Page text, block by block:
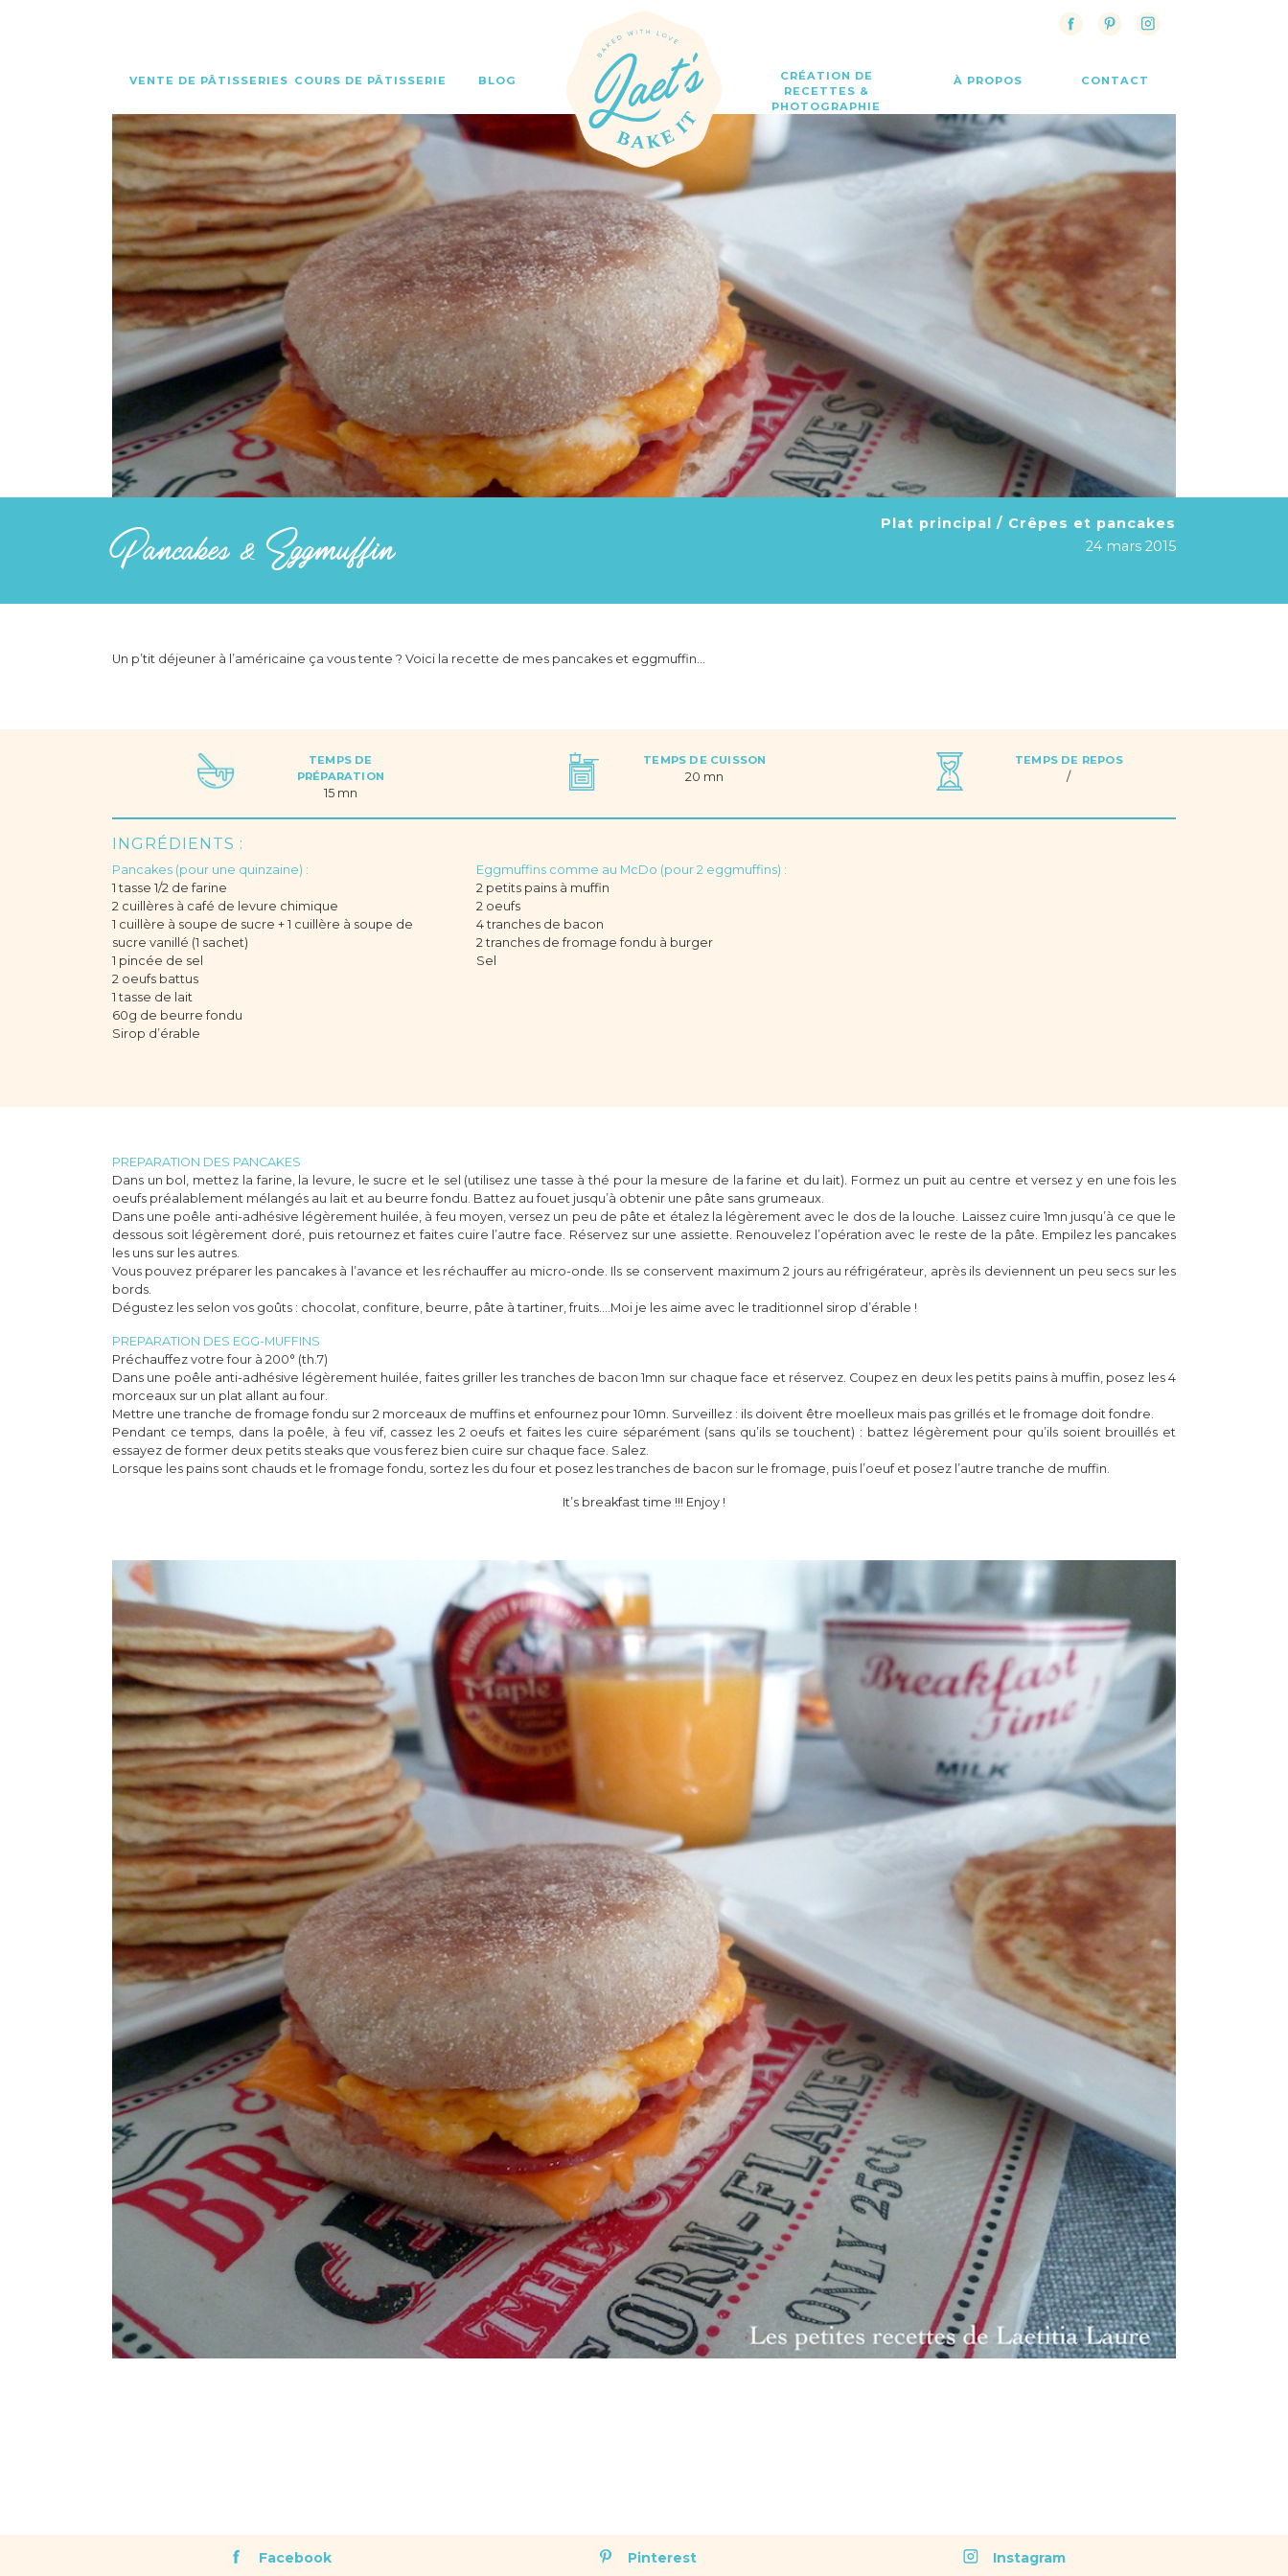
VENTE DE PÂTISSERIES COURS DE PÂTISSERIE BLOG
CRÉATION DE
RECETTES &
PHOTOGRAPHIE
À PROPOS CONTACT
Pancakes & Eggmuffin
Plat principal / Crêpes et pancakes
24 mars 2015
Un p’tit déjeuner à l’américaine ça vous tente ? Voici la recette de mes pancakes et eggmuffin…
TEMPS DE
PRÉPARATION
15 mn
TEMPS DE CUISSON
20 mn
TEMPS DE REPOS
/
INGRÉDIENTS :
Pancakes (pour une quinzaine) :
1 tasse 1/2 de farine
2 cuillères à café de levure chimique
1 cuillère à soupe de sucre + 1 cuillère à soupe de
sucre vanillé (1 sachet)
1 pincée de sel
2 oeufs battus
1 tasse de lait
60g de beurre fondu
Sirop d’érable
Eggmuffins comme au McDo (pour 2 eggmuffins) :
2 petits pains à muffin
2 oeufs
4 tranches de bacon
2 tranches de fromage fondu à burger
Sel
PREPARATION DES PANCAKES
Dans un bol, mettez la farine, la levure, le sucre et le sel (utilisez une tasse à thé pour la mesure de la farine et du lait). Formez un puit au centre et versez y en une fois les
oeufs préalablement mélangés au lait et au beurre fondu. Battez au fouet jusqu’à obtenir une pâte sans grumeaux.
Dans une poêle anti-adhésive légèrement huilée, à feu moyen, versez un peu de pâte et étalez la légèrement avec le dos de la louche. Laissez cuire 1mn jusqu’à ce que le
dessous soit légèrement doré, puis retournez et faites cuire l’autre face. Réservez sur une assiette. Renouvelez l’opération avec le reste de la pâte. Empilez les pancakes
les uns sur les autres.
Vous pouvez préparer les pancakes à l’avance et les réchauffer au micro-onde. Ils se conservent maximum 2 jours au réfrigérateur, après ils deviennent un peu secs sur les
bords.
Dégustez les selon vos goûts : chocolat, confiture, beurre, pâte à tartiner, fruits….Moi je les aime avec le traditionnel sirop d’érable !
PREPARATION DES EGG-MUFFINS
Préchauffez votre four à 200° (th.7)
Dans une poêle anti-adhésive légèrement huilée, faites griller les tranches de bacon 1mn sur chaque face et réservez. Coupez en deux les petits pains à muffin, posez les 4
morceaux sur un plat allant au four.
Mettre une tranche de fromage fondu sur 2 morceaux de muffins et enfournez pour 10mn. Surveillez : ils doivent être moelleux mais pas grillés et le fromage doit fondre.
Pendant ce temps, dans la poêle, à feu vif, cassez les 2 oeufs et faites les cuire séparément (sans qu’ils se touchent) : battez légèrement pour qu’ils soient brouillés et
essayez de former deux petits steaks que vous ferez bien cuire sur chaque face. Salez.
Lorsque les pains sont chauds et le fromage fondu, sortez les du four et posez les tranches de bacon sur le fromage, puis l’oeuf et posez l’autre tranche de muffin.
It’s breakfast time !!! Enjoy !
Facebook Pinterest Instagram